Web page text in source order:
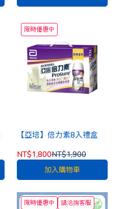
限時優惠中
【亞培】倍力素8入禮盒
NT$1,800NT$1,900
加入購物車
限時優惠中 請洽詢客服